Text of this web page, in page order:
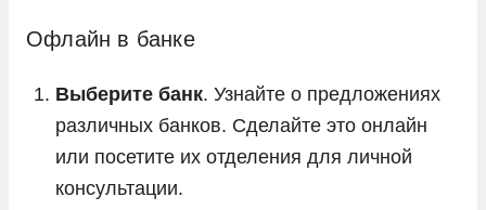
Офлайн в банке
Выберите банк. Узнайте о предложениях
различных банков. Сделайте это онлайн
или посетите их отделения для личной
консультации.